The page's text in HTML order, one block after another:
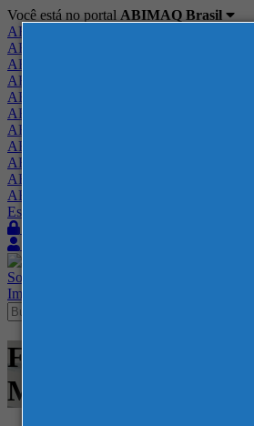
Você está no portal ABIMAQ Brasil
ABIMAQ Brasil
ABIMAQ Minas Gerais
ABIMAQ Norte-Nordeste
ABIMAQ Paraná
ABIMAQ Piracicaba
ABIMAQ Ribeirão Preto
ABIMAQ Rio de Janeiro
ABIMAQ Rio Grande do Sul
ABIMAQ Santa Catarina
ABIMAQ São Paulo
ABIMAQ Vale do Paraíba
Escritório de Relações Governamentais
Sobre
Imprensa
Feiras - Distrito
Movimentação e